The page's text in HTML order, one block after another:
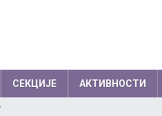
СЕКЦИЈЕ АКТИВНОСТИ